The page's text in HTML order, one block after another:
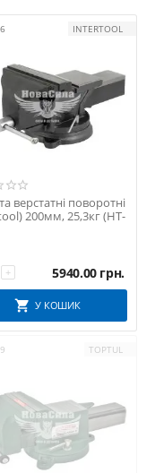
INTERTOOL
верстатні поворотні
200мм, 25,3кг (HT-
+ 5940.00 грн.
У КОШИК
TOPTUL